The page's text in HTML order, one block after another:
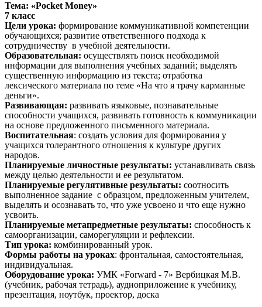
Тема: «Pocket Money»
7 класс
Цели урока: формирование коммуникативной компетенции
обучающихся; развитие ответственного подхода к
сотрудничеству в учебной деятельности.
Образовательная: осуществлять поиск необходимой
информации для выполнения учебных заданий; выделять
существенную информацию из текста; отработка
лексического материала по теме «На что я трачу карманные
деньги».
Развивающая: развивать языковые, познавательные
способности учащихся, развивать готовность к коммуникации
на основе предложенного письменного материала.
Воспитательная: создать условия для формирования у
учащихся толерантного отношения к культуре других
народов.
Планируемые личностные результаты: устанавливать связь
между целью деятельности и ее результатом.
Планируемые регулятивные результаты: соотносить
выполненное задание с образцом, предложенным учителем,
выделять и осознавать то, что уже усвоено и что еще нужно
усвоить.
Планируемые метапредметные результаты: способность к
самоорганизации, саморегуляции и рефлексии.
Тип урока: комбинированный урок.
Формы работы на уроках: фронтальная, самостоятельная,
индивидуальная.
Оборудование урока: УМК «Forward - 7» Вербицкая М.В.
(учебник, рабочая тетрадь), аудиоприложение к учебнику,
презентация, ноутбук, проектор, доска